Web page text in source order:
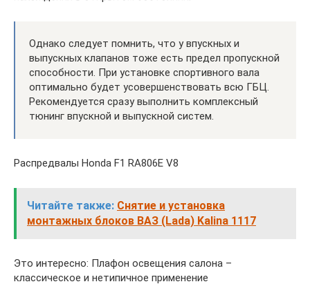
Однако следует помнить, что у впускных и
выпускных клапанов тоже есть предел пропускной
способности. При установке спортивного вала
оптимально будет усовершенствовать всю ГБЦ.
Рекомендуется сразу выполнить комплексный
тюнинг впускной и выпускной систем.
Распредвалы Honda F1 RA806E V8
Читайте также: Снятие и установка
монтажных блоков ВАЗ (Lada) Kalina 1117
Это интересно: Плафон освещения салона –
классическое и нетипичное применение